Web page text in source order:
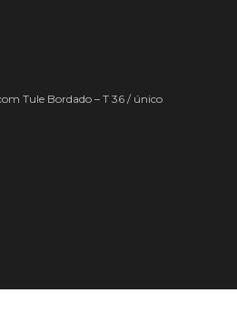
Tule Bordado – T 36 / único